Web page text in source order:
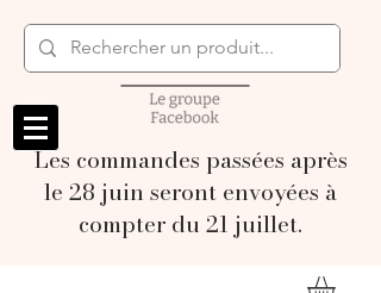
Les commandes passées après
le 28 juin seront envoyées à
compter du 21 juillet.